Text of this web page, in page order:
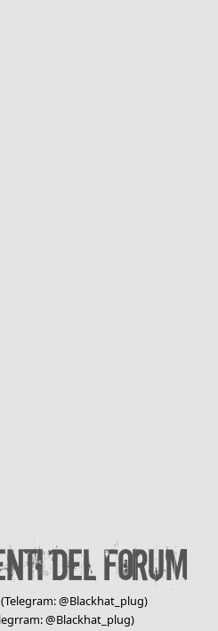
del forum
@Blackhat_plug)
@Blackhat_plug)